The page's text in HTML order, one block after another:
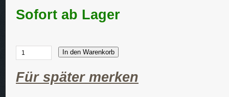
Sofort ab Lager
In den Warenkorb
Für später merken